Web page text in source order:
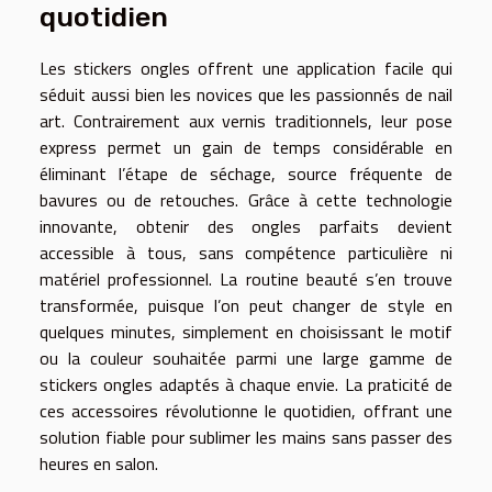
quotidien
Les stickers ongles offrent une application facile qui
séduit aussi bien les novices que les passionnés de nail
art. Contrairement aux vernis traditionnels, leur pose
express permet un gain de temps considérable en
éliminant l’étape de séchage, source fréquente de
bavures ou de retouches. Grâce à cette technologie
innovante, obtenir des ongles parfaits devient
accessible à tous, sans compétence particulière ni
matériel professionnel. La routine beauté s’en trouve
transformée, puisque l’on peut changer de style en
quelques minutes, simplement en choisissant le motif
ou la couleur souhaitée parmi une large gamme de
stickers ongles adaptés à chaque envie. La praticité de
ces accessoires révolutionne le quotidien, offrant une
solution fiable pour sublimer les mains sans passer des
heures en salon.